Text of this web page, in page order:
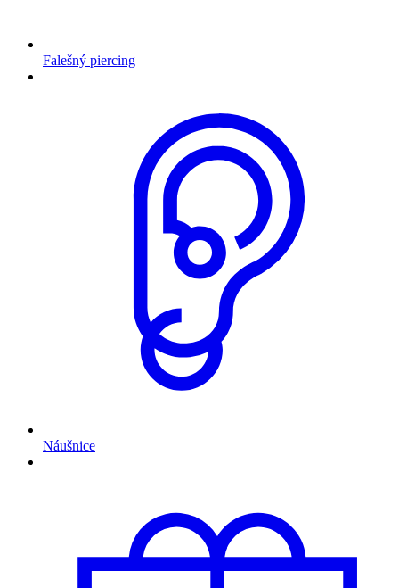
Falešný piercing
Náušnice